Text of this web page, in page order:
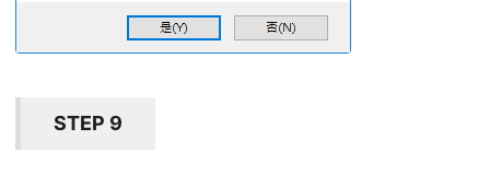
STEP 9